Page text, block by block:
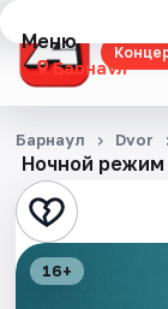
Меню
Барнаул
Концерты
Театр
Стендап
Ночной режим
Барнаул Dvor
16+